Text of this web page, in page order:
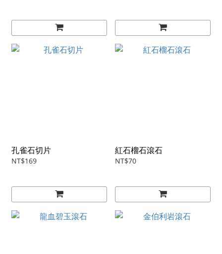
孔雀石切片
NT$169
紅石榴石滾石
NT$70